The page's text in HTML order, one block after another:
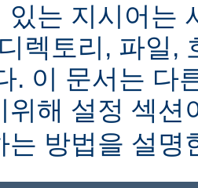
있는 지시어는
렉토리, 파일,
. 이 문서는 다
위해 설정 섹션
는 방법을 설명